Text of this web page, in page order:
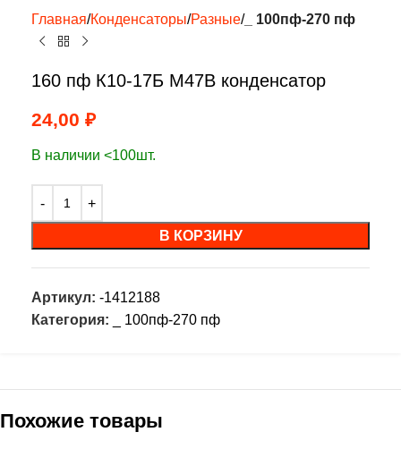
Главная Конденсаторы Разные _ 100пф-270 пф
160 пф К10-17Б М47В конденсатор
24,00 ₽
В наличии <100шт.
В КОРЗИНУ
Артикул: -1412188
Категория:
_ 100пф-270 пф
Похожие товары